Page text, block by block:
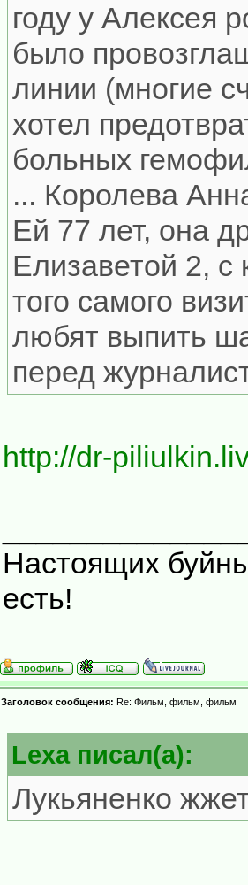
году у Алексея
было
линии (многие
хотел
больных
... Королева
Ей 77 лет, она
Елизаветой 2, с
того самого
любят выпить
перед
http://dr-
Настоящих
есть!
Заголовок сообщения: Re: Фильм, фильм, фильм
Lexa писал(а):
Лукьяненко